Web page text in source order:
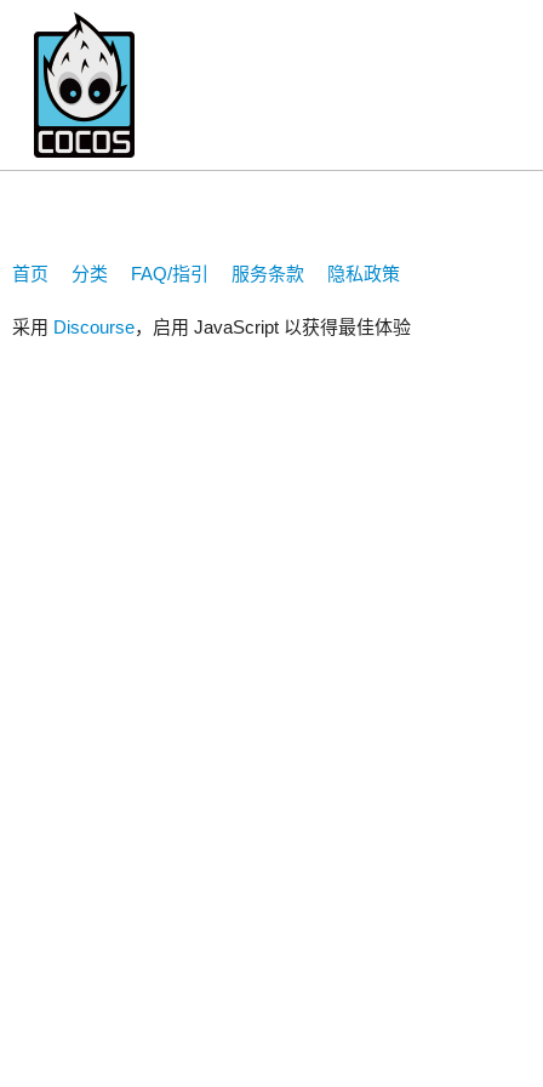
jackercao1990
首页 分类 FAQ/指引 服务条款 隐私政策
采用 Discourse，启用 JavaScript 以获得最佳体验